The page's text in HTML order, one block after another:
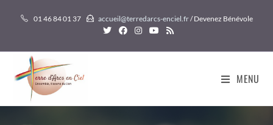
01 46 84 01 37 accueil@terredarcs-enciel.fr/ Devenez Bénévole
MENU